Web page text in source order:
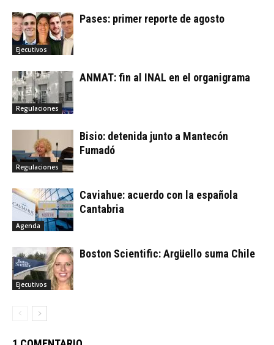
Ejecutivos
Pases: primer reporte de agosto
Regulaciones
ANMAT: fin al INAL en el organigrama
Regulaciones
Bisio: detenida junto a Mantecón
Fumadó
Agenda
Caviahue: acuerdo con la española
Cantabria
Ejecutivos
Boston Scientific: Argüello suma Chile